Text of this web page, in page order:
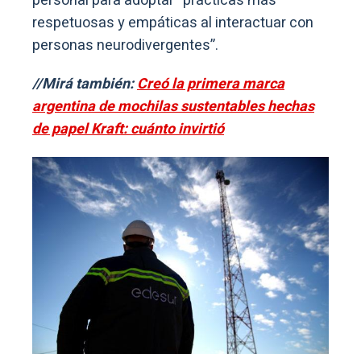
respetuosas y empáticas al interactuar con
personas neurodivergentes”.
//Mirá también:Creó la primera marca
argentina de mochilas sustentables hechas
de papel Kraft: cuánto invirtió